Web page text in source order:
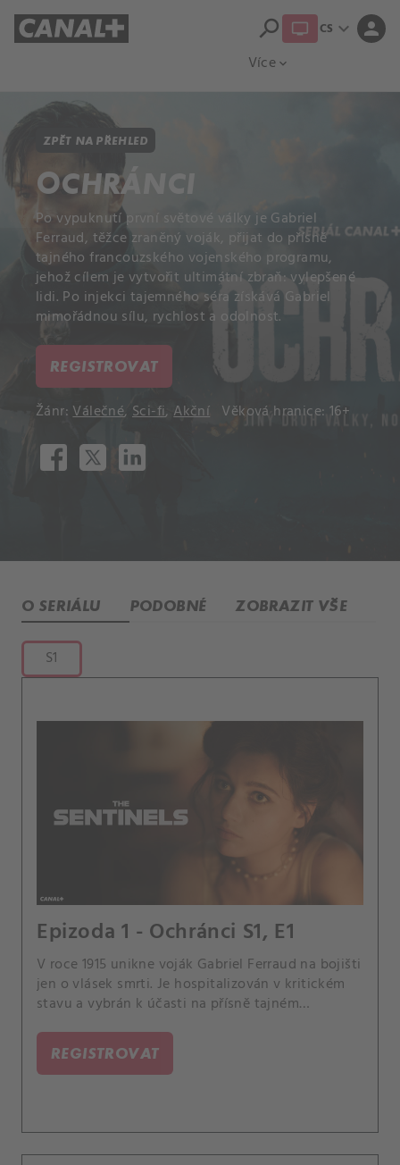
Více expand_more
search CS expand_more person
ZPĚT NA PŘEHLED
OCHRÁNCI
Po vypuknutí první světové války je Gabriel
Ferraud, těžce zraněný voják, přijat do přísně
tajného francouzského vojenského programu,
jehož cílem je vytvořit ultimátní zbraň: vylepšené
lidi. Po injekci tajemného séra získává Gabriel
mimořádnou sílu, rychlost a odolnost.
REGISTROVAT
Žánr:Válečné,Sci-fi,Akční Věková hranice: 16+
O SERIÁLU PODOBNÉ ZOBRAZIT VŠE
S1
Epizoda 1 - Ochránci S1, E1
V roce 1915 unikne voják Gabriel Ferraud na bojišti
jen o vlásek smrti. Je hospitalizován v kritickém
stavu a vybrán k účasti na přísně tajném
Mirreaua.
REGISTROVAT